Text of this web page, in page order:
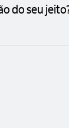
do seu